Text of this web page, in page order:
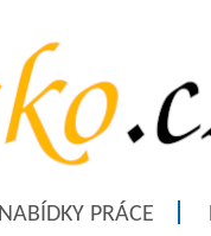
NABÍDKY PRÁCE